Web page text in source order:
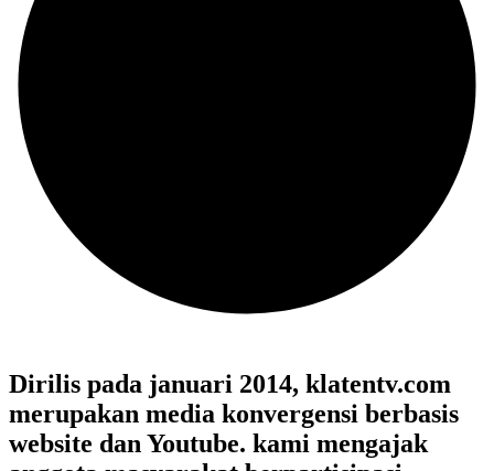
Dirilis pada januari 2014, klatentv.com
merupakan media konvergensi berbasis
website dan Youtube. kami mengajak